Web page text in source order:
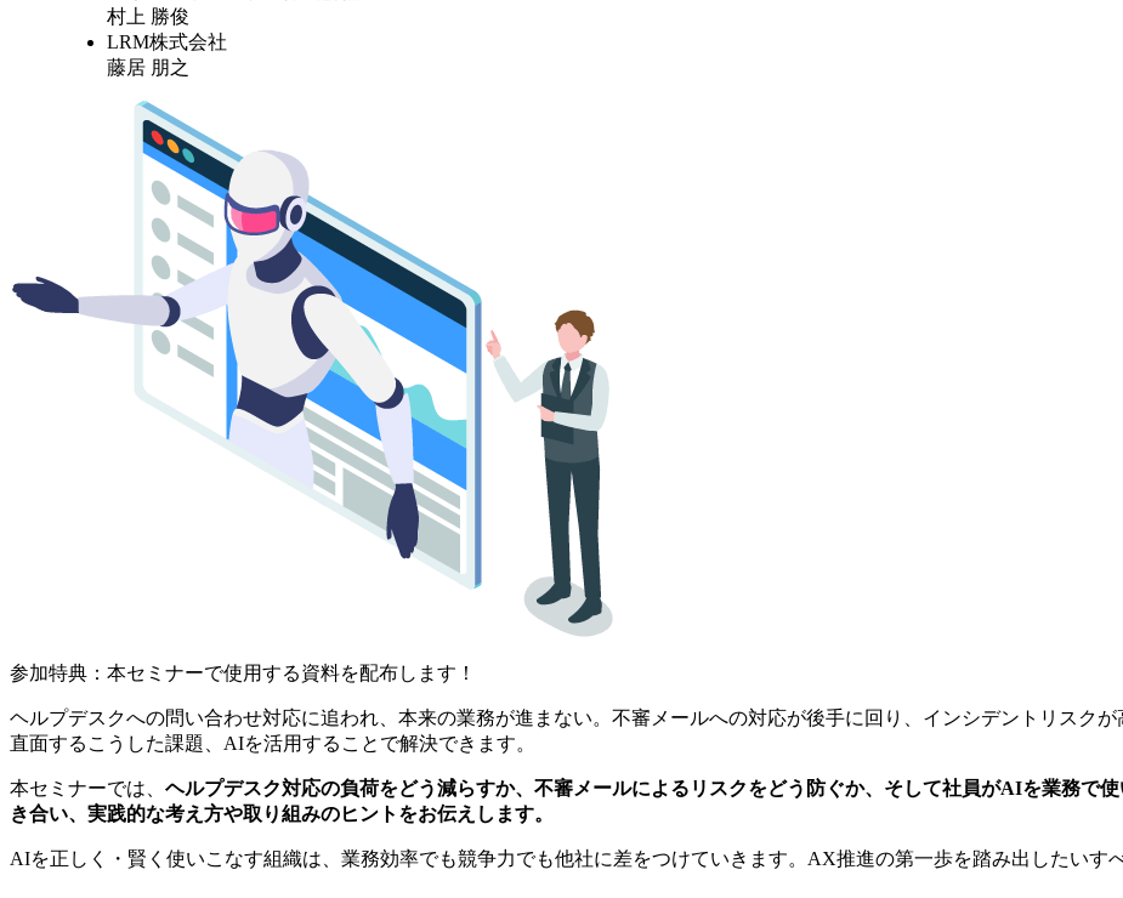
村上 勝俊
LRM株式会社
藤居 朋之
参加特典：本セミナーで使用する資料を配布します！
ヘルプデスクへの問い合わせ対応に追われ、本来の業務が進まない。不審メールへの対応が後手に回り、インシデントリスク
直面するこうした課題、AIを活用することで解決できます。
本セミナーでは、 ヘルプデスク対応の負荷をどう減らすか、不審メールによるリスクをどう防ぐか、そして社員がAIを業務で
き合い、実践的な考え方や取り組みのヒントをお伝えします。
AIを正しく・賢く使いこなす組織は、業務効率でも競争力でも他社に差をつけていきます。AX推進の第一歩を踏み出したいす